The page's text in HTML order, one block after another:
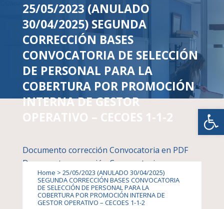
25/05/2023 (ANULADO
30/04/2025) SEGUNDA
CORRECCIÓN BASES
CONVOCATORIA DE SELECCIÓN
DE PERSONAL PARA LA
COBERTURA POR PROMOCIÓN
INTERNA DE GESTOR
OPERATIVO – CECOES 1-1-2
Home > 25/05/2023 (ANULADO 30/04/2025)
SEGUNDA CORRECCIÓN BASES CONVOCATORIA
DE SELECCIÓN DE PERSONAL PARA LA
COBERTURA POR PROMOCIÓN INTERNA DE
GESTOR OPERATIVO – CECOES 1-1-2
Documento corrección Convocatoria en PDF
Documento corrección Convocatoria en
formato open document